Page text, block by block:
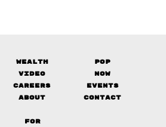
Wealth
Pop
Video
Now
Careers
Events
About Contact
FOR